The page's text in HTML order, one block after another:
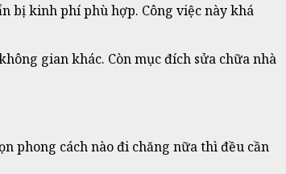
bị kinh phí phù hợp. Công việc này khá
gian khác. Còn mục đích sửa chữa nhà
phong cách nào đi chăng nữa thì đều cần